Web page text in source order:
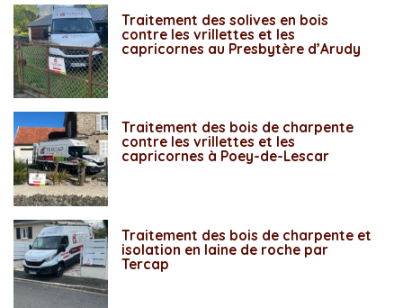
Traitement des solives en bois
contre les vrillettes et les
capricornes au Presbytère d’Arudy
Traitement des bois de charpente
contre les vrillettes et les
capricornes à Poey-de-Lescar
Traitement des bois de charpente et
isolation en laine de roche par
Tercap